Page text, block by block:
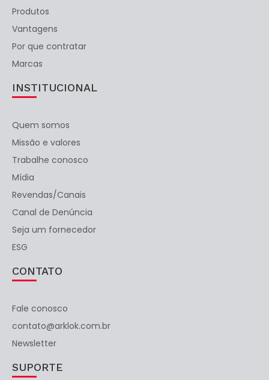
Produtos
Vantagens
Por que contratar
Marcas
INSTITUCIONAL
Quem somos
Missão e valores
Trabalhe conosco
Mídia
Revendas/Canais
Canal de Denúncia
Seja um fornecedor
ESG
CONTATO
Fale conosco
contato@arklok.com.br
Newsletter
SUPORTE